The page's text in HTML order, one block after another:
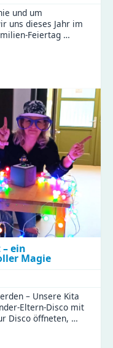
und um
uns dieses Jahr im
Feiertag …
ein
Magie
– Unsere Kita
Eltern-Disco mit
Disco öffneten, …